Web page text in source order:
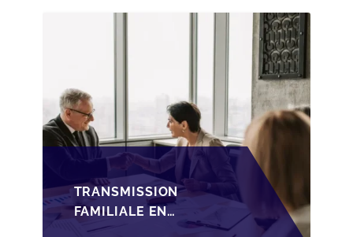
TRANSMISSION
TRANSMISSION
FAMILIALE EN
WALLONIE :